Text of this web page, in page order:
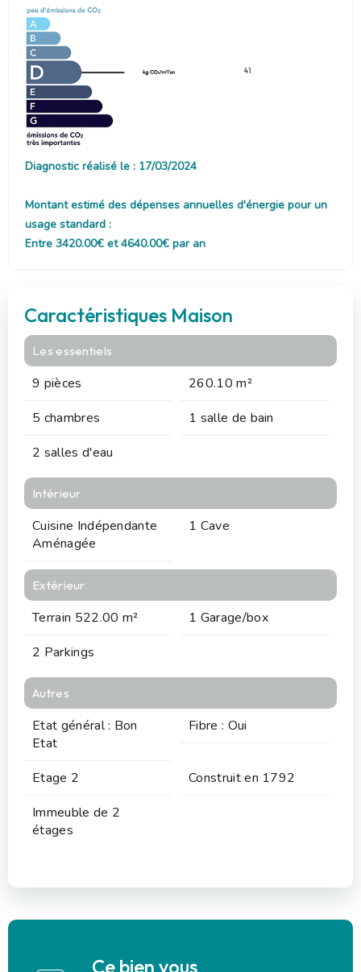
41
Diagnostic réalisé le : 17/03/2024
Montant estimé des dépenses annuelles d'énergie pour un
usage standard :
Entre 3420.00€ et 4640.00€ par an
Caractéristiques Maison
Les essentiels
9 pièces
260.10 m²
5 chambres
1 salle de bain
2 salles d'eau
Intérieur
Cuisine Indépendante
Aménagée
1 Cave
Extérieur
Terrain 522.00 m²
1 Garage/box
2 Parkings
Autres
Etat général : Bon
Etat
Fibre : Oui
Etage 2
Construit en 1792
Immeuble de 2
étages
Ce bien vous